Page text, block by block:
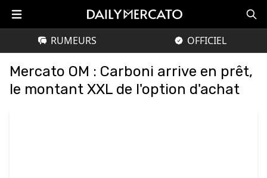
RUMEURS OFFICIEL
Mercato OM : Carboni arrive en prêt,
le montant XXL de l'option d'achat